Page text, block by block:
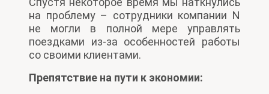
на проблему – сотрудники компании N
не могли в полной мере управлять
поездками из-за особенностей работы
со своими клиентами.
Препятствие на пути к экономии: